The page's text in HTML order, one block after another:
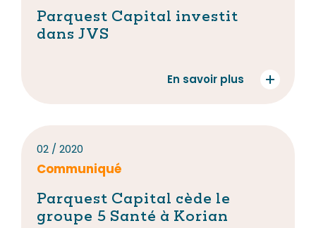
Parquest Capital investit
dans JVS
En savoir plus
02 / 2020
Communiqué
Parquest Capital cède le
groupe 5 Santé à Korian